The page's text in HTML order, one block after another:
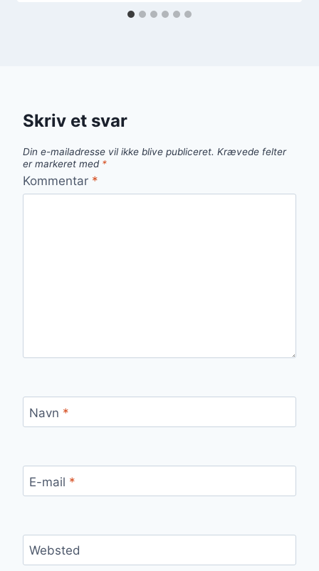
Skriv et svar
Din e-mailadresse vil ikke blive publiceret. Krævede felter
er markeret med *
Kommentar *
Navn *
E-mail *
Websted